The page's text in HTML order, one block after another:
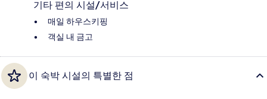
기타 편의 시설/서비스
매일 하우스키핑
객실 내 금고
이 숙박 시설의 특별한 점